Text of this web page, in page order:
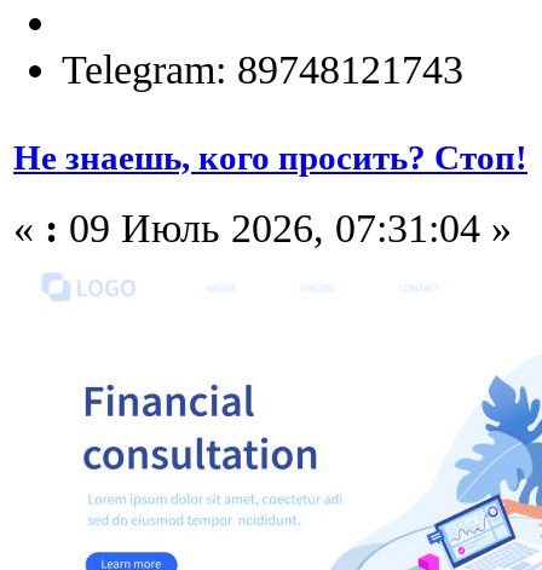
Telegram: 89748121743
Не знаешь, кого просить? Стоп!
« : 09 Июль 2026, 07:31:04 »